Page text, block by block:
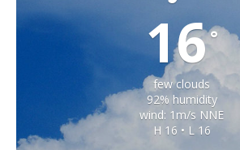
16°
few clouds
92% humidity
wind: 1m/s NNE
H 16 • L 16